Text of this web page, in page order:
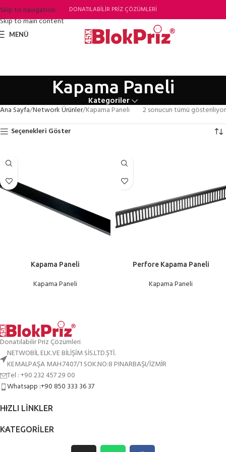
Skip to navigation
Skip to main content
DONATILABİLİR PRİZ ÇÖZÜMLERİ
MENÜ
Kapama Paneli
Kategoriler
Ana Sayfa Network Ürünler Kapama Paneli
2 sonucun tümü gösteriliyor
Seçenekleri Göster
Kapama Paneli
Kapama Paneli
Perfore Kapama Paneli
Kapama Paneli
Donatılabilir Priz Çözümleri
NETWOBİL ELK.VE BİLİŞİM SİS.LTD.ŞTİ.
KEMALPAŞA MAH.7407/1 SOK.NO:8 PINARBAŞI/İZMİR
Tel : +90 232 457 29 00
Whatsapp :+90 850 333 36 37
HIZLI LINKLER
KATEGORILER